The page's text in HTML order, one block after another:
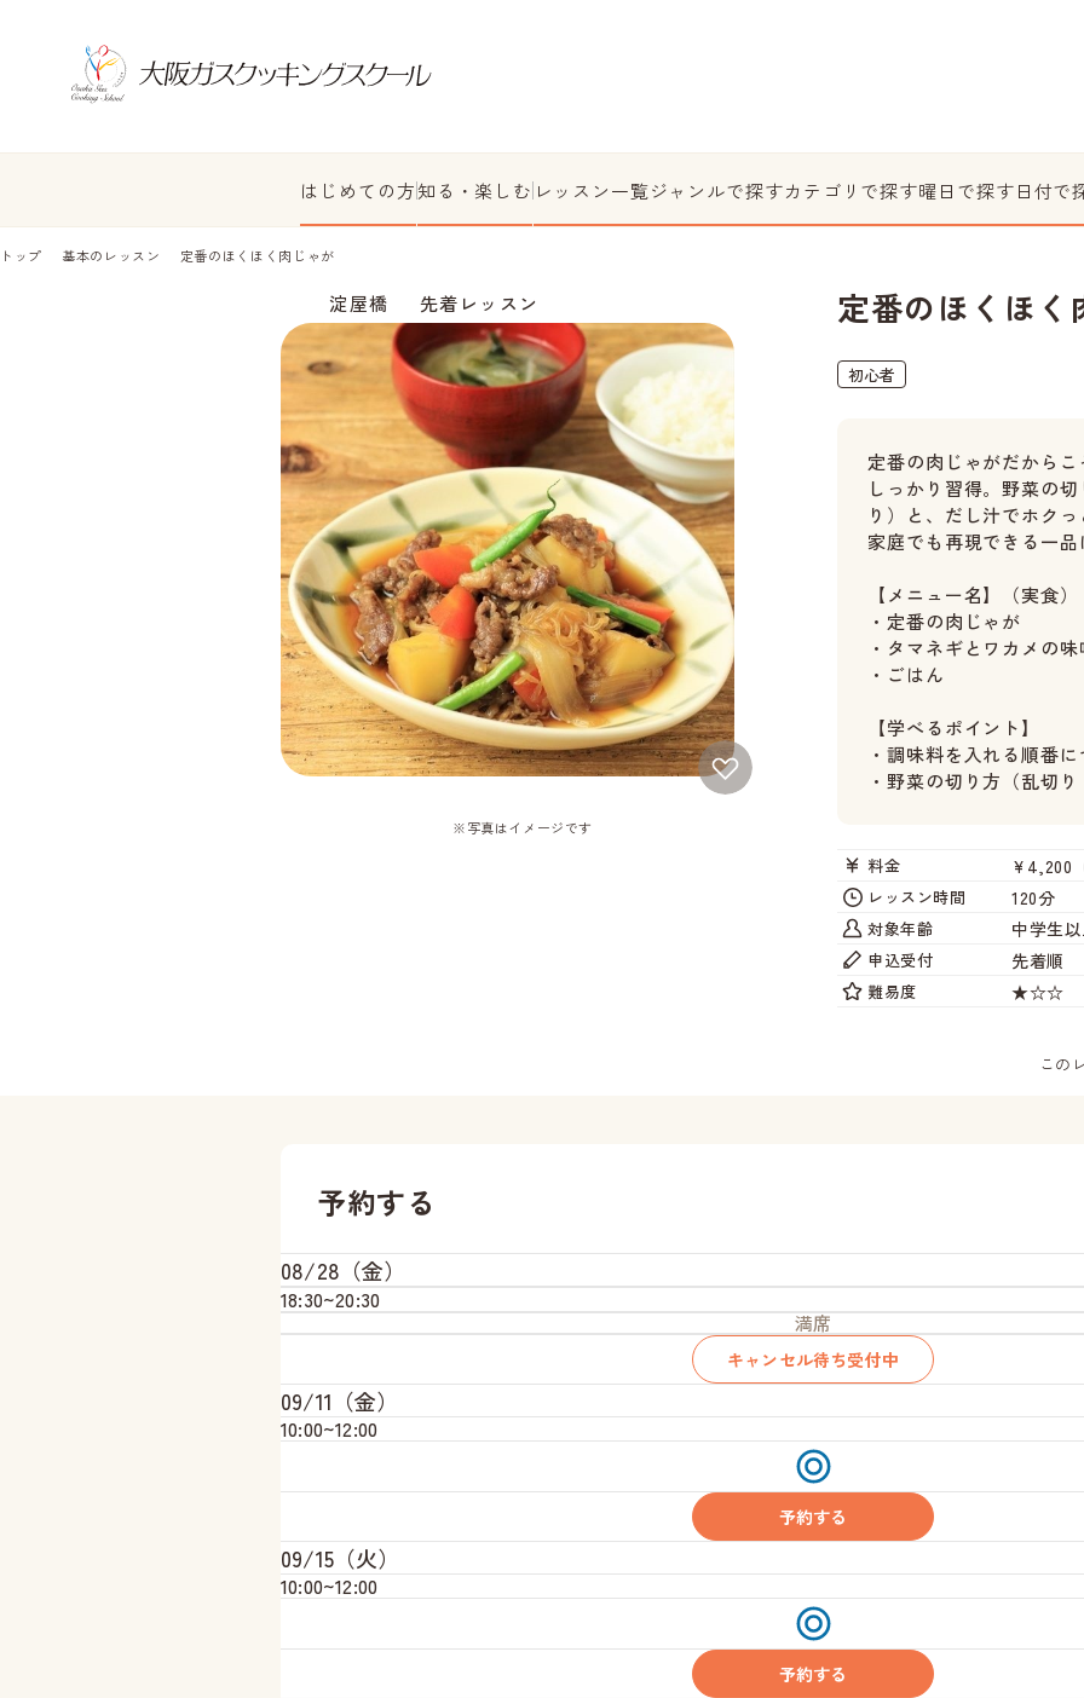
はじめての方知る・楽しむ レッスン一覧ジャンルで探すカテゴリで探す曜日で探す日付で
トップ 基本のレッスン 定番のほくほく肉じゃが
淀屋橋 先着レッスン
※写真はイメージです
定番のほくほく
初心者
定番の肉じゃがだから
しっかり習得。野菜の
り）と、だし汁でホク
家庭でも再現できる一品
【メニュー名】（実食）
・定番の肉じゃが
・タマネギとワカメの味
・ごはん
【学べるポイント】
・調味料を入れる順番に
・野菜の切り方（乱切り
料金 ¥4,200
レッスン時間 120分
対象年齢 中学生
申込受付 先着順
難易度 ★☆☆
この
予約する
08/28（金）
18:30~20:30
満席
キャンセル待ち受付中
09/11（金）
10:00~12:00
受
付
中
予約する
09/15（火）
10:00~12:00
受
付
中
予約する